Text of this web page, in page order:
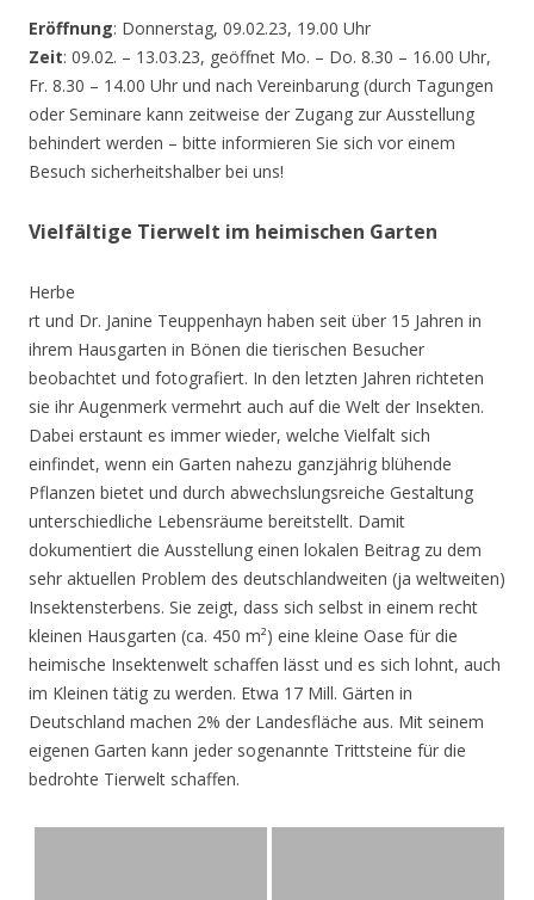
Eröffnung: Donnerstag, 09.02.23, 19.00 Uhr
Zeit: 09.02. – 13.03.23, geöffnet Mo. – Do. 8.30 – 16.00 Uhr,
Fr. 8.30 – 14.00 Uhr und nach Vereinbarung (durch Tagungen
oder Seminare kann zeitweise der Zugang zur Ausstellung
behindert werden – bitte informieren Sie sich vor einem
Besuch sicherheitshalber bei uns!
Vielfältige Tierwelt im heimischen Garten
Herbe
rt und Dr. Janine Teuppenhayn haben seit über 15 Jahren in
ihrem Hausgarten in Bönen die tierischen Besucher
beobachtet und fotografiert. In den letzten Jahren richteten
sie ihr Augenmerk vermehrt auch auf die Welt der Insekten.
Dabei erstaunt es immer wieder, welche Vielfalt sich
einfindet, wenn ein Garten nahezu ganzjährig blühende
Pflanzen bietet und durch abwechslungsreiche Gestaltung
unterschiedliche Lebensräume bereitstellt. Damit
dokumentiert die Ausstellung einen lokalen Beitrag zu dem
sehr aktuellen Problem des deutschlandweiten (ja weltweiten)
Insektensterbens. Sie zeigt, dass sich selbst in einem recht
kleinen Hausgarten (ca. 450 m²) eine kleine Oase für die
heimische Insektenwelt schaffen lässt und es sich lohnt, auch
im Kleinen tätig zu werden. Etwa 17 Mill. Gärten in
Deutschland machen 2% der Landesfläche aus. Mit seinem
eigenen Garten kann jeder sogenannte Trittsteine für die
bedrohte Tierwelt schaffen.